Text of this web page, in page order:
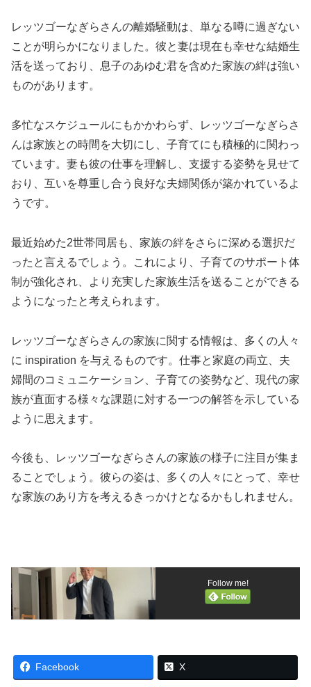
レッツゴーなぎらさんの離婚騒動は、単なる噂に過ぎない
ことが明らかになりました。彼と妻は現在も幸せな結婚生
活を送っており、息子のあゆむ君を含めた家族の絆は強い
ものがあります。
多忙なスケジュールにもかかわらず、レッツゴーなぎらさ
んは家族との時間を大切にし、子育てにも積極的に関わっ
ています。妻も彼の仕事を理解し、支援する姿勢を見せて
おり、互いを尊重し合う良好な夫婦関係が築かれているよ
うです。
最近始めた2世帯同居も、家族の絆をさらに深める選択だ
ったと言えるでしょう。これにより、子育てのサポート体
制が強化され、より充実した家族生活を送ることができる
ようになったと考えられます。
レッツゴーなぎらさんの家族に関する情報は、多くの人々
に inspiration を与えるものです。仕事と家庭の両立、夫
婦間のコミュニケーション、子育ての姿勢など、現代の家
族が直面する様々な課題に対する一つの解答を示している
ように思えます。
今後も、レッツゴーなぎらさんの家族の様子に注目が集ま
ることでしょう。彼らの姿は、多くの人々にとって、幸せ
な家族のあり方を考えるきっかけとなるかもしれません。
Follow me!
Facebook X